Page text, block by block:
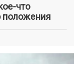
что
положения